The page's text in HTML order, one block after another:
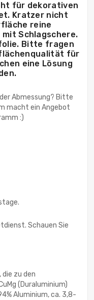
für dekorativen
Kratzer nicht
reine
Schlagschere.
Bitte fragen
für
eine Lösung
Abmessung? Bitte
macht ein Angebot
:)
Schauen Sie
zu den
(Duraluminium)
Aluminium, ca. 3,8-